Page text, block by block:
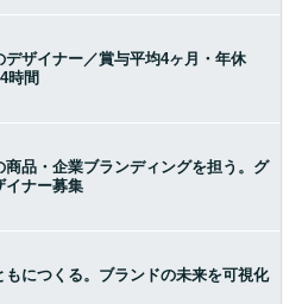
デザイナー／賞与平均4ヶ月・年休
時間
商品・企業ブランディングを担う。グ
イナー募集
もにつくる。ブランドの未来を可視化